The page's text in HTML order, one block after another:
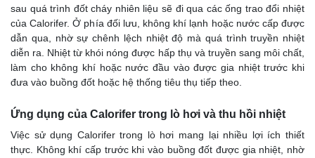
sau quá trình đốt cháy nhiên liệu sẽ đi qua các ống trao đổi nhiệt
của Calorifer. Ở phía đối lưu, không khí lạnh hoặc nước cấp được
dẫn qua, nhờ sự chênh lệch nhiệt độ mà quá trình truyền nhiệt
diễn ra. Nhiệt từ khói nóng được hấp thụ và truyền sang môi chất,
làm cho không khí hoặc nước đầu vào được gia nhiệt trước khi
đưa vào buồng đốt hoặc hệ thống tiêu thụ tiếp theo.
Ứng dụng của Calorifer trong lò hơi và thu hồi nhiệt
Việc sử dụng Calorifer trong lò hơi mang lại nhiều lợi ích thiết
thực. Không khí cấp trước khi vào buồng đốt được gia nhiệt, nhờ